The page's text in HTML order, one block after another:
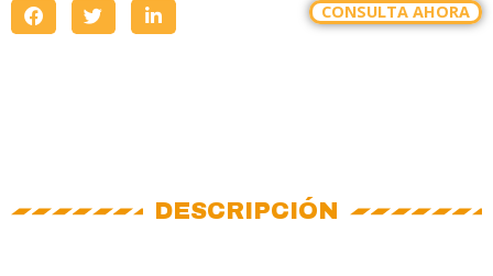
CONSULTA AHORA
DESCRIPCIÓN